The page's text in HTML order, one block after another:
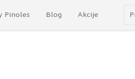
Pinoles Blog Akcije